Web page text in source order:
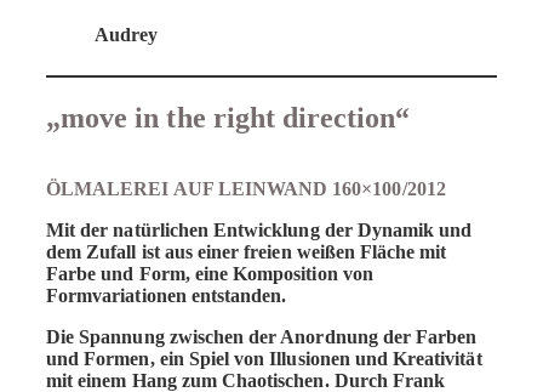
Audrey
„move in the right direction“
ÖLMALEREI AUF LEINWAND 160×100/2012
Mit der natürlichen Entwicklung der Dynamik und
dem Zufall ist aus einer freien weißen Fläche mit
Farbe und Form, eine Komposition von
Formvariationen entstanden.
Die Spannung zwischen der Anordnung der Farben
und Formen, ein Spiel von Illusionen und Kreativität
mit einem Hang zum Chaotischen. Durch Frank